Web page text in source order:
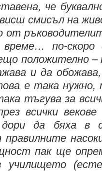
че
смисъл на
от
по-скоро
положително –
и да
е така нужно,
тъгува за
всички
да бяха в
пак ще